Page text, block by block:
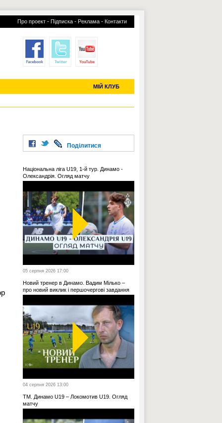
Про проект - Підписка - Реклама - Контакти
МІЙ КЛУБ
УСІ ТРАНСФЕРИ
Поділитися
Національна ліга U19, 1-й тур. Динамо -
Олександрія. Огляд матчу
05 серпня 2026 17:00
Новий тренер в Динамо. Вадим Мілько –
про новий виклик і першочергові завдання
04 серпня 2026 13:00
ТМ. Динамо U19 – Локомотив U19. Огляд
матчу